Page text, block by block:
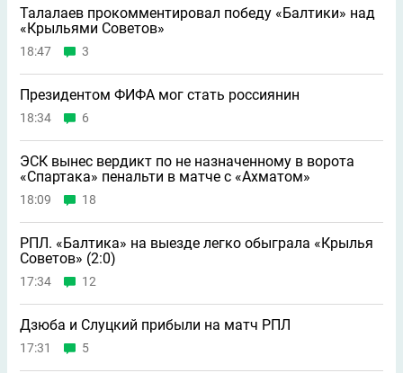
Талалаев прокомментировал победу «Балтики» над
«Крыльями Советов»
18:47 3
Президентом ФИФА мог стать россиянин
18:34 6
ЭСК вынес вердикт по не назначенному в ворота
«Спартака» пенальти в матче с «Ахматом»
18:09 18
РПЛ. «Балтика» на выезде легко обыграла «Крылья
Советов» (2:0)
17:34 12
Дзюба и Слуцкий прибыли на матч РПЛ
17:31 5